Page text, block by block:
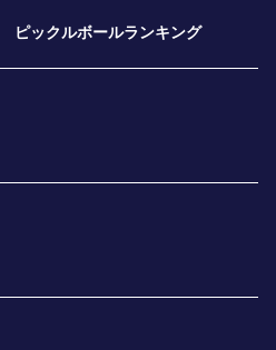
ピックルボールランキング